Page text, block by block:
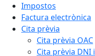
Impostos
Factura electrònica
Cita prèvia
Cita prèvia OAC
Cita prèvia DNI